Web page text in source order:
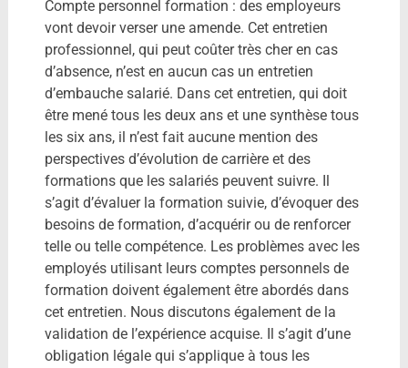
Compte personnel formation : des employeurs
vont devoir verser une amende. Cet entretien
professionnel, qui peut coûter très cher en cas
d’absence, n’est en aucun cas un entretien
d’embauche salarié. Dans cet entretien, qui doit
être mené tous les deux ans et une synthèse tous
les six ans, il n’est fait aucune mention des
perspectives d’évolution de carrière et des
formations que les salariés peuvent suivre. Il
s’agit d’évaluer la formation suivie, d’évoquer des
besoins de formation, d’acquérir ou de renforcer
telle ou telle compétence. Les problèmes avec les
employés utilisant leurs comptes personnels de
formation doivent également être abordés dans
cet entretien. Nous discutons également de la
validation de l’expérience acquise. Il s’agit d’une
obligation légale qui s’applique à tous les